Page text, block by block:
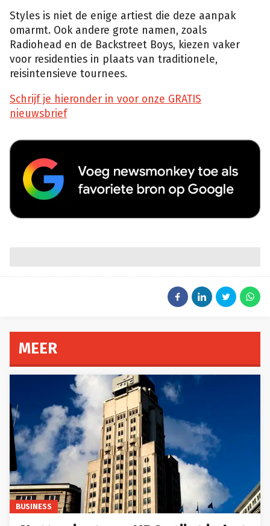
Styles is niet de enige artiest die deze aanpak
omarmt. Ook andere grote namen, zoals
Radiohead en de Backstreet Boys, kiezen vaker
voor residenties in plaats van traditionele,
reisintensieve tournees.
Schrijf je hieronder in voor onze GRATIS
nieuwsbrief
MEER
BUSINESS